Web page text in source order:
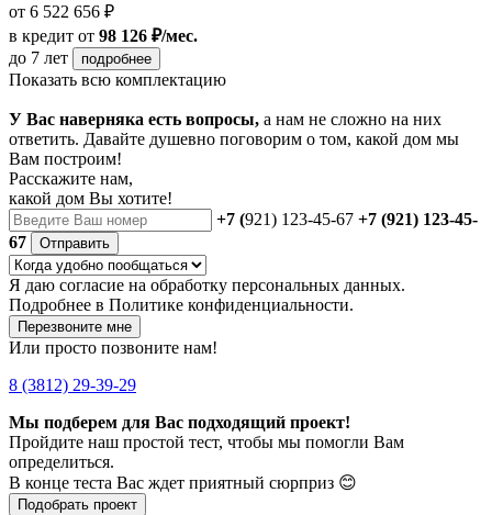
от 6 522 656 ₽
в кредит от 98 126 ₽/мес.
до 7 лет
подробнее
Показать всю комплектацию
У Вас наверняка есть вопросы, а нам не сложно на них
ответить. Давайте душевно поговорим о том, какой дом мы
Вам построим!
Расскажите нам,
какой дом Вы хотите!
+7 (921) 123-45-67 +7 (921) 123-45-
67
Отправить
Я даю согласие на обработку персональных данных.
Подробнее в Политике конфиденциальности.
Перезвоните мне
Или просто позвоните нам!
8 (3812) 29-39-29
Мы подберем для Вас подходящий проект!
Пройдите наш простой тест, чтобы мы помогли Вам
определиться.
В конце теста Вас ждет приятный сюрприз 😊
Подобрать проект